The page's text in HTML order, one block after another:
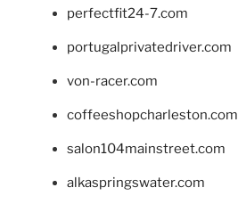
perfectfit24-7.com
portugalprivatedriver.com
von-racer.com
coffeeshopcharleston.com
salon104mainstreet.com
alkaspringswater.com